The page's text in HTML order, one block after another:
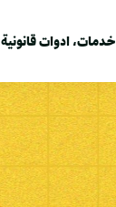
خدمات، ادوات قانونية